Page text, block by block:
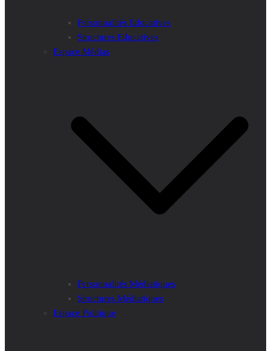
Personnalités Educatives
Structures Educatives
Espace Médias
Personnalités Médiatiques
Structures Médiatiques
Espace Politique